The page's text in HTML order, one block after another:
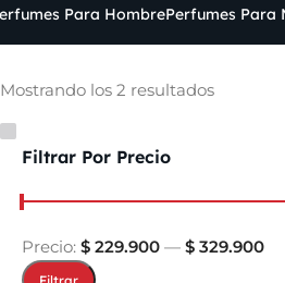
Para HombrePerfumes Para
Mostrando los 2 resultados
Filtrar Por Precio
Filtrar
Precio: $ 229.900 — $ 329.900